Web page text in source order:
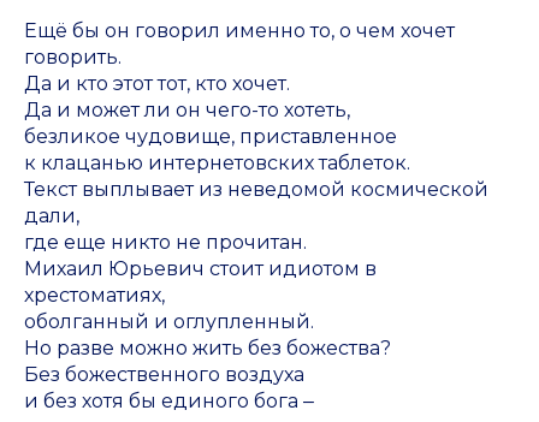
Ещё бы он говорил именно то, о чем хочет
говорить.
Да и кто этот тот, кто хочет.
Да и может ли он чего-то хотеть,
безликое чудовище, приставленное
к клацанью интернетовских таблеток.
Текст выплывает из неведомой космической
дали,
где еще никто не прочитан.
Михаил Юрьевич стоит идиотом в
хрестоматиях,
оболганный и оглупленный.
Но разве можно жить без божества?
Без божественного воздуха
и без хотя бы единого бога ‒